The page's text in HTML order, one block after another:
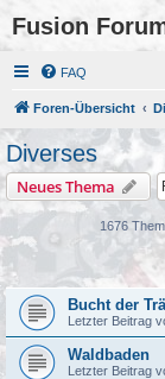
Fusion
FAQ
Foren-Übersicht
Diverses
Neues Thema
1676
Bucht der
Letzter Beitrag
Waldbaden
Letzter Beitrag